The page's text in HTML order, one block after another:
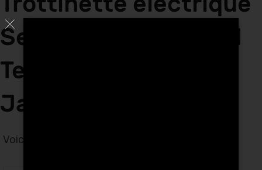
Segway Ninebot F65I
Tech Hunters à El
Jadida
Voici le seul résultat